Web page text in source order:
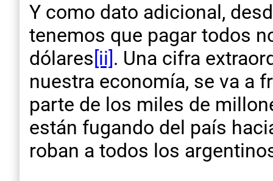
Y como dato adicional,
tenemos que pagar todos
dólares[ii]. Una cifra
nuestra economía, se va a
parte de los miles de
están fugando del país
roban a todos los